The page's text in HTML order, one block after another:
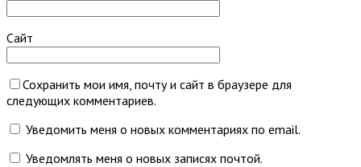
Сайт
Сохранить мои имя, почту и сайт в браузере для
следующих комментариев.
Уведомить меня о новых комментариях по email.
Уведомлять меня о новых записях почтой.